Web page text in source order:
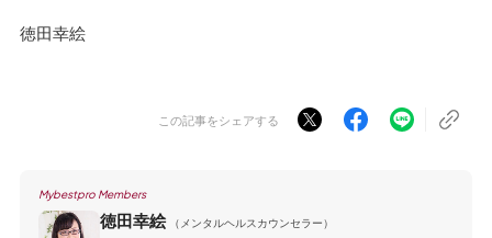
徳田幸絵
この記事をシェアする
Mybestpro Members
徳田幸絵
（メンタルヘルスカウンセラー）